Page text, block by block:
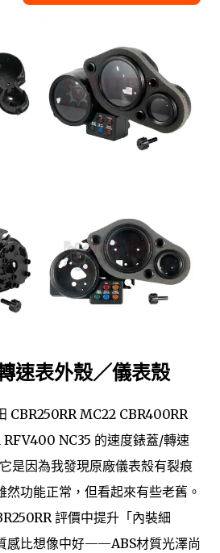
速表外殼／儀表殼
CBR250RR MC22 CBR400RR
RFV400 NC35 的速度錶蓋/轉速
是因為我發現原廠儀表殼有裂痕
然功能正常，但看起來有些老舊。
評價中提升「內裝細
感比想像中好——ABS材質光澤尚